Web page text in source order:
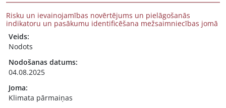
Risku un ievainojamības novērtējums un pielāgošanās
indikatoru un pasākumu identificēšana mežsaimniecības jomā
Veids:
Nodots
Nodošanas datums:
04.08.2025
Joma:
Klimata pārmaiņas